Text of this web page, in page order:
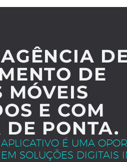
DE
MÓVEIS
E COM
DE PONTA.
É UMA
SOLUÇÕES DIGITAIS